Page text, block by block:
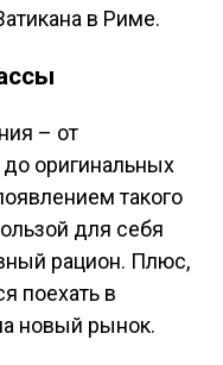
в Риме.
– от
оригинальных
такого
для себя
рацион. Плюс,
поехать в
новый рынок.